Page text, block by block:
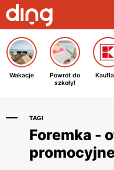
Wakacje
Powrót do
szkoły!
TAGI
Foremka -